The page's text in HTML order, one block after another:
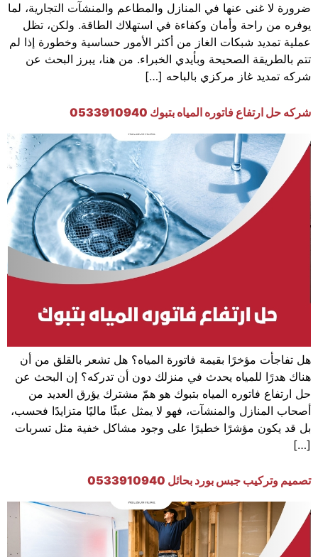
ضرورة لا غنى عنها في المنازل والمطاعم والمنشآت التجارية، لما
يوفره من راحة وأمان وكفاءة في استهلاك الطاقة. ولكن، تظل
عملية تمديد شبكات الغاز من أكثر الأمور حساسية وخطورة إذا لم
تتم بالطريقة الصحيحة وبأيدي الخبراء. من هنا، يبرز البحث عن
شركه تمديد غاز مركزي بالباحه […]
شركه حل ارتفاع فاتوره المياه بتبوك 0533910940
هل تفاجأت مؤخرًا بقيمة فاتورة المياه؟ هل تشعر بالقلق من أن
هناك هدرًا للمياه يحدث في منزلك دون أن تدركه؟ إن البحث عن
حل ارتفاع فاتوره المياه بتبوك هو همّ مشترك يؤرق العديد من
أصحاب المنازل والمنشآت، فهو لا يمثل عبئًا ماليًا متزايدًا فحسب،
بل قد يكون مؤشرًا خطيرًا على وجود مشاكل خفية مثل تسربات
[…]
تصميم وتركيب جبس بورد بحائل 0533910940